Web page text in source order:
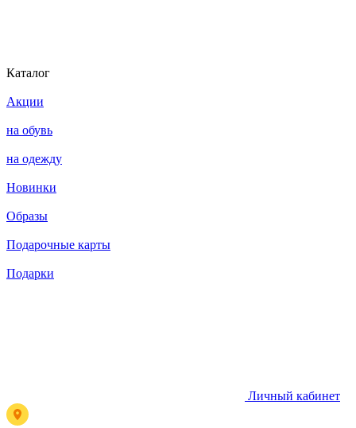
Каталог
Акции
на обувь
на одежду
Новинки
Образы
Подарочные карты
Подарки
Личный кабинет